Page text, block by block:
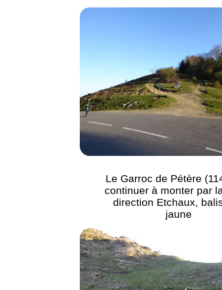
Le Garroc de Pétère
continuer à monter par
direction Etchaux,
jaune